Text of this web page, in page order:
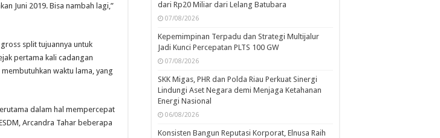
Juni 2019. Bisa nambah lagi,”
split tujuannya untuk
pertama kali cadangan
waktu lama, yang
dalam hal mempercepat
Arcandra Tahar beberapa
dari Rp20 Miliar dari Lelang Batubara
07/08/2026
Kepemimpinan Terpadu dan Strategi Multijalur
Jadi Kunci Percepatan PLTS 100 GW
07/08/2026
SKK Migas, PHR dan Polda Riau Perkuat Sinergi
Lindungi Aset Negara demi Menjaga Ketahanan
Energi Nasional
06/08/2026
Konsisten Bangun Reputasi Korporat, Elnusa Raih